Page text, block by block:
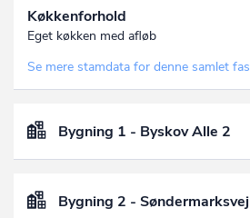
Køkkenforhold
Eget køkken med afløb
Se mere stamdata for denne samlet
Bygning 1 - Byskov Alle 2
Bygning 2 -